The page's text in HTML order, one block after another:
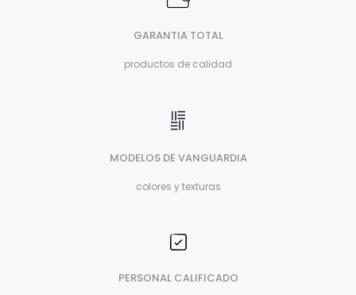
GARANTIA TOTAL
productos de calidad
MODELOS DE VANGUARDIA
colores y texturas
PERSONAL CALIFICADO